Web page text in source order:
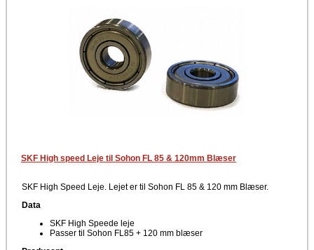
SKF High speed Leje til Sohon FL 85 & 120mm Blæser
SKF High Speed Leje. Lejet er til Sohon FL 85 & 120 mm Blæser.
Data
SKF High Speede leje
Passer til Sohon FL85 + 120 mm blæser